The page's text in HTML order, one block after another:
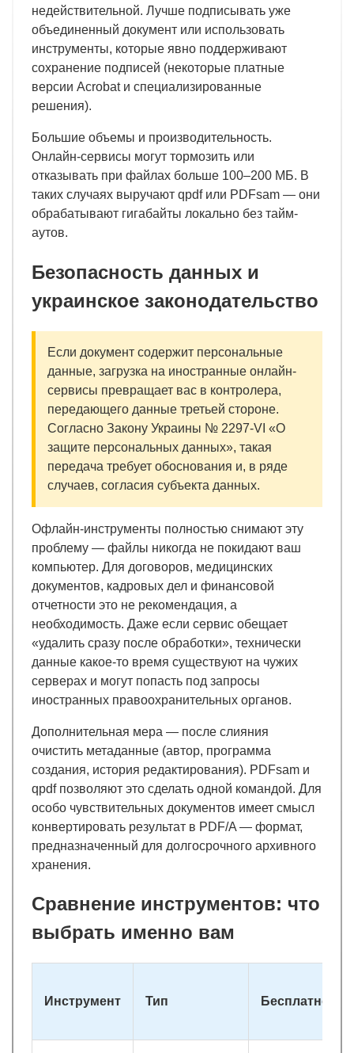
недействительной. Лучше подписывать уже
объединенный документ или использовать
инструменты, которые явно поддерживают
сохранение подписей (некоторые платные
версии Acrobat и специализированные
решения).
Большие объемы и производительность.
Онлайн-сервисы могут тормозить или
отказывать при файлах больше 100–200 МБ. В
таких случаях выручают qpdf или PDFsam — они
обрабатывают гигабайты локально без тайм-
аутов.
Безопасность данных и
украинское законодательство
Если документ содержит персональные
данные, загрузка на иностранные онлайн-
сервисы превращает вас в контролера,
передающего данные третьей стороне.
Согласно Закону Украины № 2297-VI «О
защите персональных данных», такая
передача требует обоснования и, в ряде
случаев, согласия субъекта данных.
Офлайн-инструменты полностью снимают эту
проблему — файлы никогда не покидают ваш
компьютер. Для договоров, медицинских
документов, кадровых дел и финансовой
отчетности это не рекомендация, а
необходимость. Даже если сервис обещает
«удалить сразу после обработки», технически
данные какое-то время существуют на чужих
серверах и могут попасть под запросы
иностранных правоохранительных органов.
Дополнительная мера — после слияния
очистить метаданные (автор, программа
создания, история редактирования). PDFsam и
qpdf позволяют это сделать одной командой. Для
особо чувствительных документов имеет смысл
конвертировать результат в PDF/A — формат,
предназначенный для долгосрочного архивного
хранения.
Сравнение инструментов: что
выбрать именно вам
Инструмент Тип Бесплатно